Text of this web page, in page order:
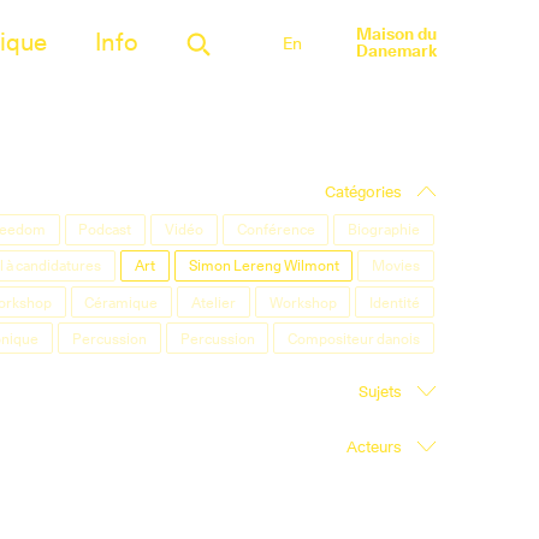
Info En Maison du
Danemark
Catégories
Podcast Vidéo Conférence
Biographie
à candidatures Art Simon Lereng Wilmont
Movies
Céramique Atelier Workshop
Identité
Percussion Percussion Compositeur danois
Sujets
Acteurs